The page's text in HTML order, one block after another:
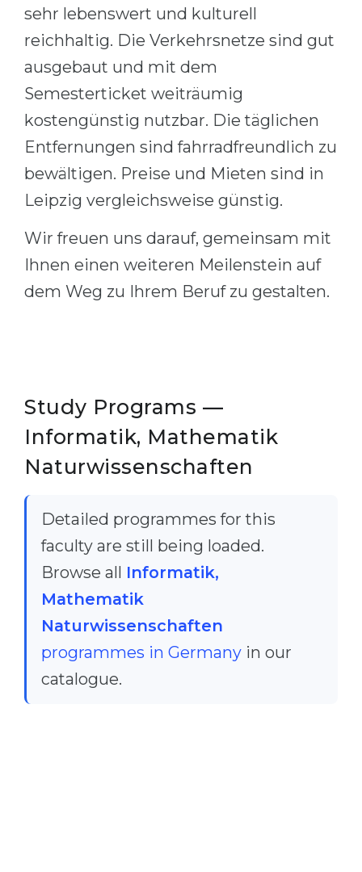
sehr lebenswert und kulturell
reichhaltig. Die Verkehrsnetze sind gut
ausgebaut und mit dem
Semesterticket weiträumig
kostengünstig nutzbar. Die täglichen
Entfernungen sind fahrradfreundlich zu
bewältigen. Preise und Mieten sind in
Leipzig vergleichsweise günstig.
Wir freuen uns darauf, gemeinsam mit
Ihnen einen weiteren Meilenstein auf
dem Weg zu Ihrem Beruf zu gestalten.
Study Programs —
Informatik, Mathematik
Naturwissenschaften
Detailed programmes for this
faculty are still being loaded.
Browse all Informatik,
Mathematik
Naturwissenschaften
programmes in Germany in our
catalogue.